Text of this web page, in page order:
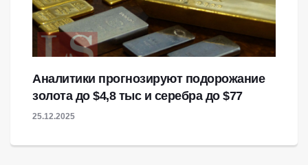
Аналитики прогнозируют подорожание
золота до $4,8 тыс и серебра до $77
25.12.2025